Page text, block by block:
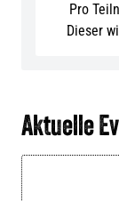
Pro
Dieser
Aktuelle